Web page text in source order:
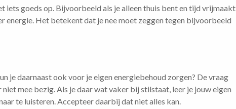
iets goeds op. Bijvoorbeeld als je alleen thuis bent en tijd vrijmaakt
energie. Het betekent dat je nee moet zeggen tegen bijvoorbeeld
je daarnaast ook voor je eigen energiebehoud zorgen? De vraag
mee bezig. Als je daar wat vaker bij stilstaat, leer je jouw eigen
te luisteren. Accepteer daarbij dat niet alles kan.